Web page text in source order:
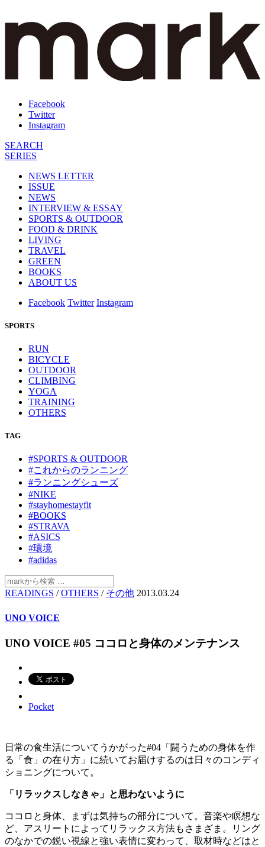
Facebook
Twitter
Instagram
SEARCH
SERIES
NEWS LETTER
ISSUE
NEWS
INTERVIEW & ESSAY
SPORTS & OUTDOOR
FOOD & DRINK
LIVING
TRAVEL
GREEN
BOOKS
ABOUT US
Facebook Twitter Instagram
SPORTS
RUN
BICYCLE
OUTDOOR
CLIMBING
YOGA
TRAINING
OTHERS
TAG
#SPORTS & OUTDOOR
#これからのランニング
#ランニングシューズ
#NIKE
#stayhomestayfit
#BOOKS
#STRAVA
#ASICS
#環境
#adidas
READINGS /OTHERS / その他 2013.03.24
UNO VOICE
UNO VOICE #05 ココロと身体のメンテナンス
Pocket
日常の食生活についてうかがった#04「闘うための身体を作
る「食」の在り方」に続いてお届けするのは日々のコンディ
ショニングについて。
「リラックスしなきゃ」と思わないように
ココロと身体、まずは気持ちの部分について。音楽や瞑想な
ど、アスリートによってリラックス方法もさまざま。リング
のなかでの鋭い視線と強い表情に変わって、取材時などはと